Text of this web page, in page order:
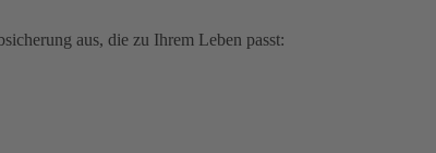
aus, die zu Ihrem Leben passt: